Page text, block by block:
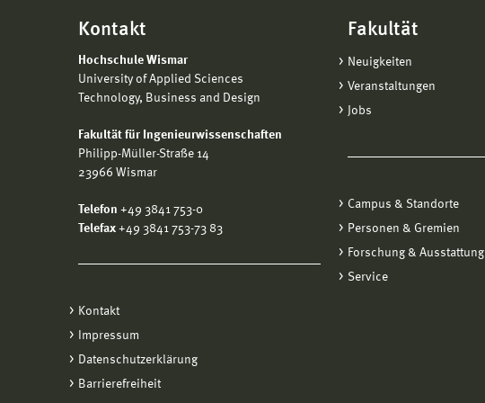
Kontakt
Hochschule Wismar
University of Applied Sciences
Technology, Business and Design
Fakultät für Ingenieurwissenschaften
Philipp-Müller-Straße 14
23966 Wismar
Telefon +49 3841 753-0
Telefax +49 3841 753-73 83
Kontakt
Impressum
Datenschutzerklärung
Barrierefreiheit
Fakultät
Neuigkeiten
Veranstaltungen
Jobs
Campus & Standorte
Personen & Gremien
Forschung & Ausstattung
Service